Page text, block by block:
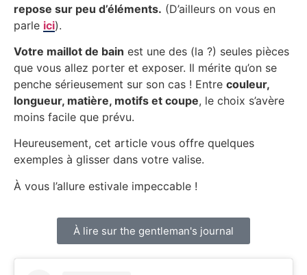
repose sur peu d’éléments. (D’ailleurs on vous en
parle ici).
Votre maillot de bain est une des (la ?) seules pièces
que vous allez porter et exposer. Il mérite qu’on se
penche sérieusement sur son cas ! Entre couleur,
longueur, matière, motifs et coupe, le choix s’avère
moins facile que prévu.
Heureusement, cet article vous offre quelques
exemples à glisser dans votre valise.
À vous l’allure estivale impeccable !
À lire sur the gentleman's journal